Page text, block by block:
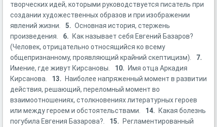
творческих идей, которыми руководствуется писатель при
создании художественных образов и при изображении
явлений жизни.
5. Основная история, стержень
произведения.
6.
Как называет себя Евгений Базаров?
(Человек, отрицательно относящийся ко всему
общепризнанному, проявляющий крайний скептицизм).
7.
Имение, где живут Кирсановы.
10.
Имя отца Аркадия
Кирсанова.
13.
Наиболее напряженный момент в развитии
действия, решающий, переломный момент во
взаимоотношениях, столкновениях литературных героев
или между героем и обстоятельствами.
14.
Какая болезнь
погубила Евгения Базарова?.
15.
Регламентированный